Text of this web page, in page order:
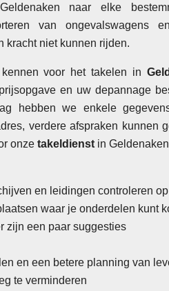
naar elke
van ongevalswagens
kracht niet kunnen rijden.
voor het takelen in
en uw depannage
hebben we enkele
verdere afspraken kunnen
onze takeldienst in
en leidingen controleren
waar je onderdelen kunt
zijn een paar suggesties
en een betere planning van
te verminderen